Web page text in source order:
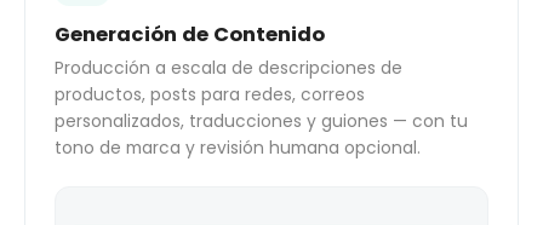
Generación de Contenido
Producción a escala de descripciones de
productos, posts para redes, correos
personalizados, traducciones y guiones — con tu
tono de marca y revisión humana opcional.